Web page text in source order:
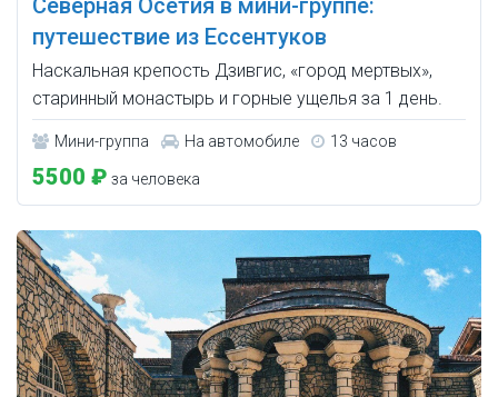
Северная Осетия в мини-группе:
путешествие из Ессентуков
Наскальная крепость Дзивгис, «город мертвых»,
старинный монастырь и горные ущелья за 1 день.
Мини-группа На автомобиле 13 часов
5500 ₽ за человека